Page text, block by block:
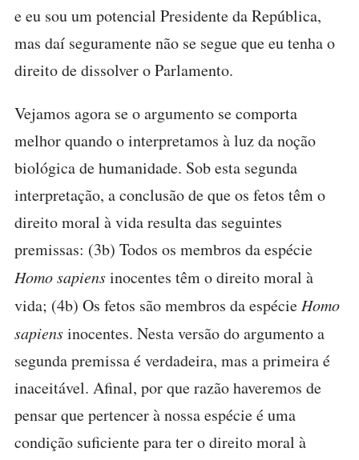
e eu sou um potencial Presidente da República,
mas daí seguramente não se segue que eu tenha o
direito de dissolver o Parlamento.
Vejamos agora se o argumento se comporta
melhor quando o interpretamos à luz da noção
biológica de humanidade. Sob esta segunda
interpretação, a conclusão de que os fetos têm o
direito moral à vida resulta das seguintes
premissas: (3b) Todos os membros da espécie
Homo sapiensinocentes têm o direito moral à
vida; (4b) Os fetos são membros da espécie Homo
sapiensinocentes. Nesta versão do argumento a
segunda premissa é verdadeira, mas a primeira é
inaceitável. Afinal, por que razão haveremos de
pensar que pertencer à nossa espécie é uma
condição suficiente para ter o direito moral à